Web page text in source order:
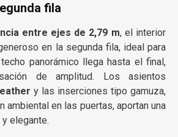
fila
entre ejes de 2,79 m, el interior
en la segunda fila, ideal para
panorámico llega hasta el final,
de amplitud. Los asientos
y las inserciones tipo gamuza,
ambiental en las puertas, aportan una
elegante.